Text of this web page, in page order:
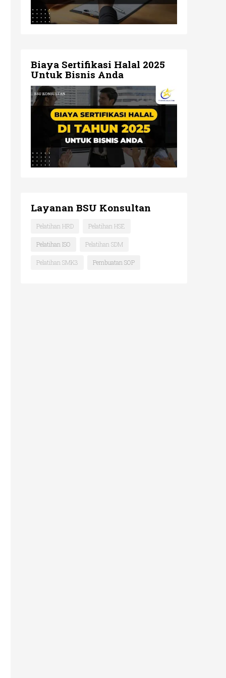
Biaya Sertifikasi Halal 2025
Untuk Bisnis Anda
Layanan BSU Konsultan
Pelatihan HRD Pelatihan HSE
Pelatihan ISO Pelatihan SDM
Pelatihan SMK3 Pembuatan SOP